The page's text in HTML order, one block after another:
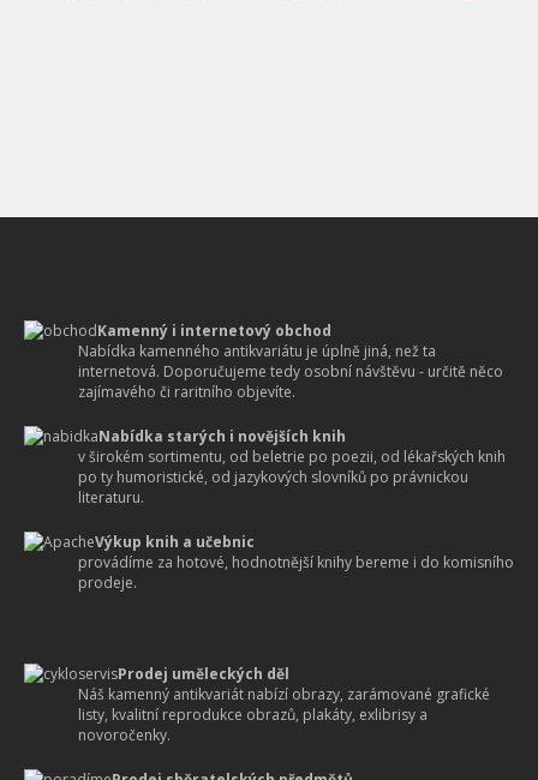
Kamenný i internetový obchod
Nabídka kamenného antikvariátu je úplně jiná, než ta
internetová. Doporučujeme tedy osobní návštěvu - určitě něco
zajímavého či raritního objevíte.
Nabídka starých i novějších knih
v širokém sortimentu, od beletrie po poezii, od lékařských knih
po ty humoristické, od jazykových slovníků po právnickou
literaturu.
Výkup knih a učebnic
provádíme za hotové, hodnotnější knihy bereme i do komisního
prodeje.
Prodej uměleckých děl
Náš kamenný antikvariát nabízí obrazy, zarámované grafické
listy, kvalitní reprodukce obrazů, plakáty, exlibrisy a
novoročenky.